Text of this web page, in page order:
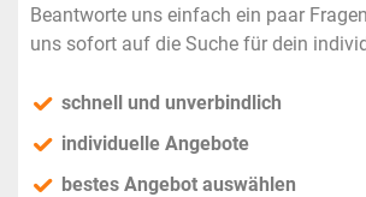
Beantworte uns einfach ein paar
uns sofort auf die Suche für dein
schnell und unverbindlich
individuelle Angebote
bestes Angebot auswählen